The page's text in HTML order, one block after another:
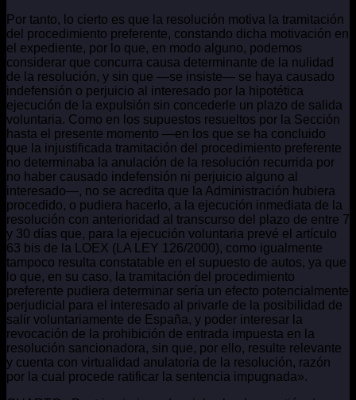
Por tanto, lo cierto es que la resolución motiva la tramitación
del procedimiento preferente, constando dicha motivación en
el expediente, por lo que, en modo alguno, podemos
considerar que concurra causa determinante de la nulidad
de la resolución, y sin que —se insiste— se haya causado
indefensión o perjuicio al interesado por la hipotética
ejecución de la expulsión sin concederle un plazo de salida
voluntaria. Como en los supuestos resueltos por la Sección
hasta el presente momento —en los que se ha concluido
que la injustificada tramitación del procedimiento preferente
no determinaba la anulación de la resolución recurrida por
no haber causado indefensión ni perjuicio alguno al
interesado—, no se acredita que la Administración hubiera
procedido, o pudiera hacerlo, a la ejecución inmediata de la
resolución con anterioridad al transcurso del plazo de entre 7
y 30 días que, para la ejecución voluntaria prevé el artículo
63 bis de la LOEX (LA LEY 126/2000), como igualmente
tampoco resulta constatable en el supuesto de autos, ya que
lo que, en su caso, la tramitación del procedimiento
preferente pudiera determinar sería un efecto potencialmente
perjudicial para el interesado al privarle de la posibilidad de
salir voluntariamente de España, y poder interesar la
revocación de la prohibición de entrada impuesta en la
resolución sancionadora, sin que, por ello, resulte relevante
y cuenta con virtualidad anulatoria de la resolución, razón
por la cual procede ratificar la sentencia impugnada».